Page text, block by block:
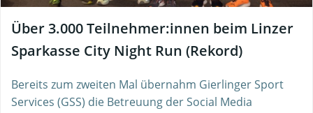
Über 3.000 Teilnehmer:innen beim Linzer
Sparkasse City Night Run (Rekord)
Bereits zum zweiten Mal übernahm Gierlinger Sport
Services (GSS) die Betreuung der Social Media